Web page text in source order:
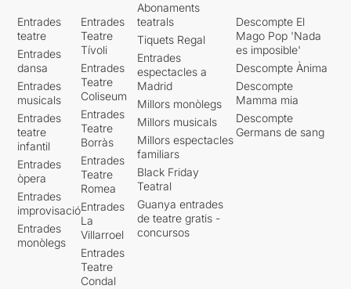
Entrades
teatre
Entrades
dansa
Entrades
musicals
Entrades
teatre
infantil
Entrades
òpera
Entrades
improvisació
Entrades
monòlegs
Entrades
Teatre
Tívoli
Entrades
Teatre
Coliseum
Entrades
Teatre
Borràs
Entrades
Teatre
Romea
Entrades
La
Villarroel
Entrades
Teatre
Condal
Abonaments
teatrals
Tiquets Regal
Entrades
espectacles a
Madrid
Millors monòlegs
Millors musicals
Millors espectacles
familiars
Black Friday
Teatral
Guanya entrades
de teatre gratis -
concursos
Descompte El
Mago Pop 'Nada
es imposible'
Descompte Ànima
Descompte
Mamma mia
Descompte
Germans de sang